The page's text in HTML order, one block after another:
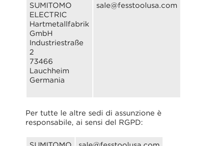
SUMITOMO
ELECTRIC
Hartmetallfabrik
GmbH
Industriestraße
2
73466
Lauchheim
Germania
sale@fesstoolusa.com
Per tutte le altre sedi di assunzione è
responsabile, ai sensi del RGPD: